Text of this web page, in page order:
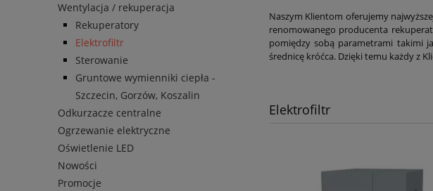
Wentylacja / rekuperacja
Rekuperatory
Elektrofiltr
Sterowanie
Gruntowe wymienniki ciepła -
Szczecin, Gorzów, Koszalin
Odkurzacze centralne
Ogrzewanie elektryczne
Oświetlenie LED
Nowości
Promocje
Naszym Klientom oferujemy
renomowanego producenta
pomiędzy sobą parametrami takimi
średnicę króćca. Dzięki temu każdy z
Elektrofiltr